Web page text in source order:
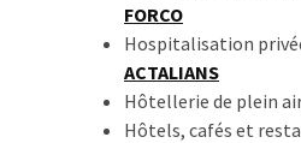
FORCO
Hospitalisation
ACTALIANS
Hôtellerie de plein
Hôtels, cafés et